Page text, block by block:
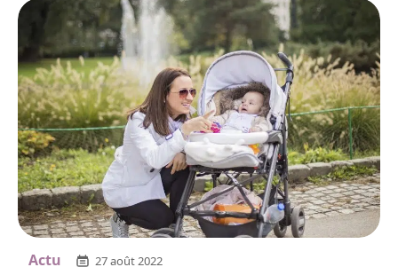
Actu 27 août 2022